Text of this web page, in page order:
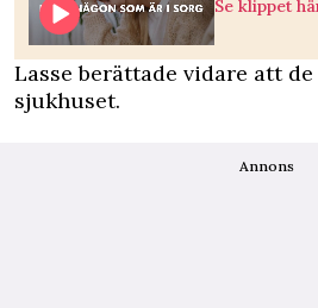
Se klippet
Lasse berättade vidare att
sjukhuset.
Annons